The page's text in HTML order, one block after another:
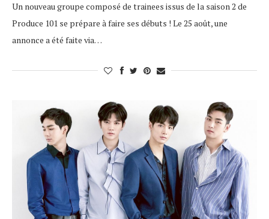
Un nouveau groupe composé de trainees issus de la saison 2 de
Produce 101 se prépare à faire ses débuts ! Le 25 août, une
annonce a été faite via…